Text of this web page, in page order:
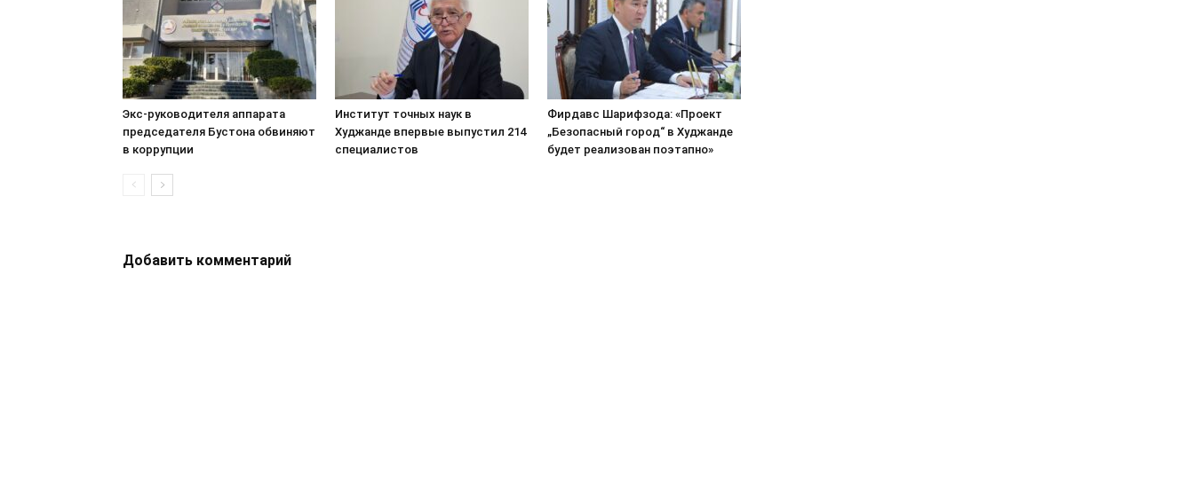
Экс-руководителя аппарата
председателя Бустона обвиняют
в коррупции
Институт точных наук в
Худжанде впервые выпустил 214
специалистов
Фирдавс Шарифзода: «Проект
„Безопасный город“ в Худжанде
будет реализован поэтапно»
Добавить комментарий